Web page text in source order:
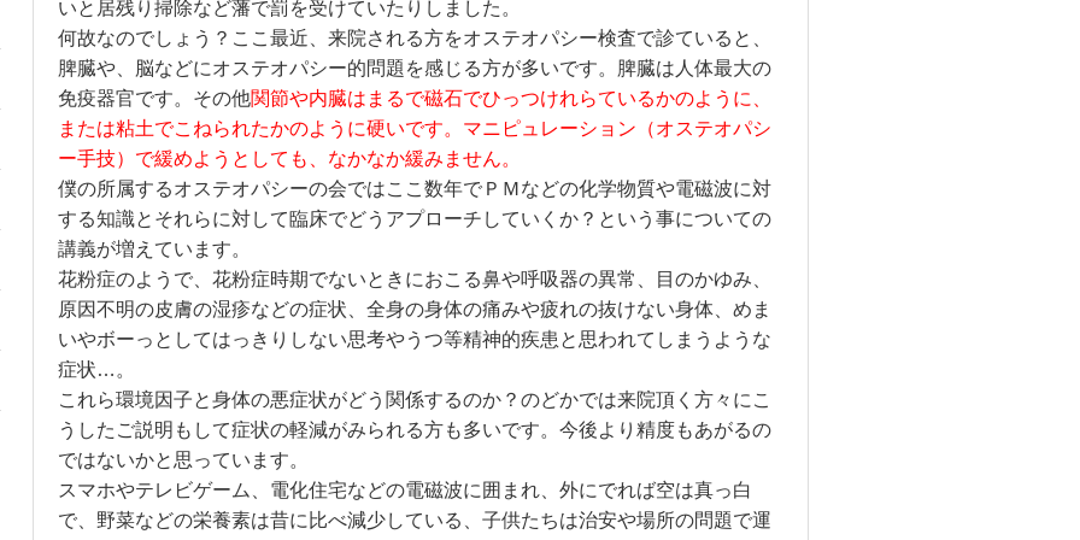
いと居残り掃除など藩で罰を受けていたりしました。
何故なのでしょう？ここ最近、来院される方をオステオパシー検査で診ていると、
脾臓や、脳などにオステオパシー的問題を感じる方が多いです。脾臓は人体最大の
免疫器官です。その他関節や内臓はまるで磁石でひっつけれらているかのように、
または粘土でこねられたかのように硬いです。マニピュレーション（オステオパシ
ー手技）で緩めようとしても、なかなか緩みません。
僕の所属するオステオパシーの会ではここ数年でＰＭなどの化学物質や電磁波に対
する知識とそれらに対して臨床でどうアプローチしていくか？という事についての
講義が増えています。
花粉症のようで、花粉症時期でないときにおこる鼻や呼吸器の異常、目のかゆみ、
原因不明の皮膚の湿疹などの症状、全身の身体の痛みや疲れの抜けない身体、めま
いやボーっとしてはっきりしない思考やうつ等精神的疾患と思われてしまうような
症状…。
これら環境因子と身体の悪症状がどう関係するのか？のどかでは来院頂く方々にこ
うしたご説明もして症状の軽減がみられる方も多いです。今後より精度もあがるの
ではないかと思っています。
スマホやテレビゲーム、電化住宅などの電磁波に囲まれ、外にでれば空は真っ白
で、野菜などの栄養素は昔に比べ減少している、子供たちは治安や場所の問題で運